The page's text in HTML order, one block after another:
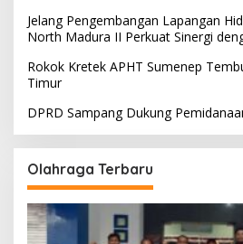
Jelang Pengembangan Lapangan
North Madura II Perkuat Sinergi
Rokok Kretek APHT Sumenep
Timur
DPRD Sampang Dukung
Olahraga Terbaru